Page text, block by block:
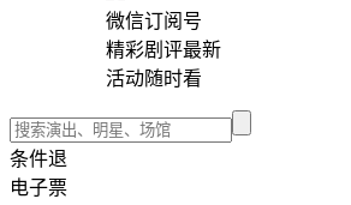
微信订阅号
精彩剧评最新
活动随时看
条件退
电子票